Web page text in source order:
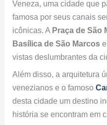
Veneza, uma cidade que
famosa por seus canais
icônicas. A Praça de São
Basílica de São Marcos
vistas deslumbrantes da
Além disso, a arquitetura
venezianos e o famoso
desta cidade um destino
história se encontram em